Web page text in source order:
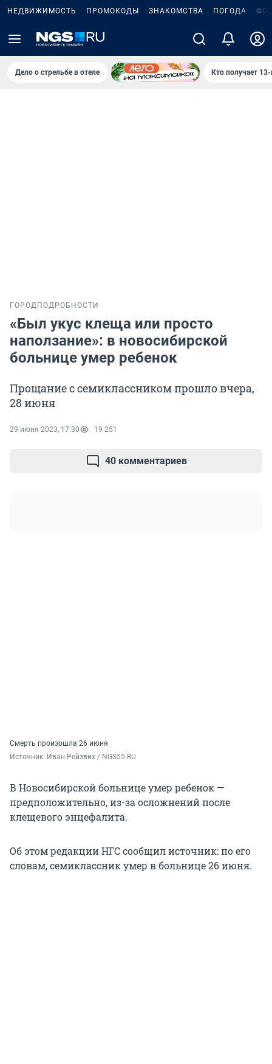
НЕДВИЖИМОСТЬ ПРОМОКОДЫ ЗНАКОМСТВА ПОГОДА
Дело о стрельбе в отеле Кто получает
ГОРОД ПОДРОБНОСТИ
«Был укус клеща или просто
наползание»: в новосибирской
больнице умер ребенок
Прощание с семиклассником прошло вчера,
28 июня
29 июня 2023, 17:30 19 251
40 комментариев
Смерть произошла 26 июня
Источник: Иван Рейзвих / NGS55.RU
В Новосибирской больнице умер ребенок —
предположительно, из-за осложнений после
клещевого энцефалита.
Об этом редакции НГС сообщил источник: по его
словам, семиклассник умер в больнице 26 июня.